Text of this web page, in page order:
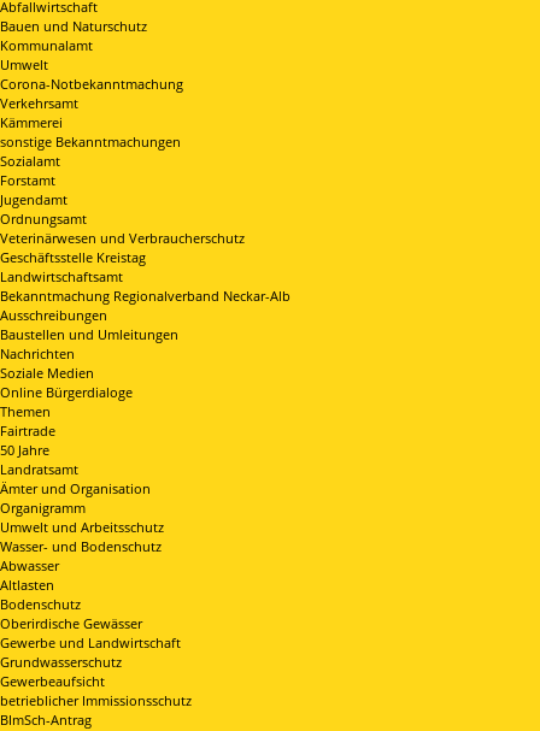
Abfallwirtschaft
Bauen und Naturschutz
Kommunalamt
Umwelt
Corona-Notbekanntmachung
Verkehrsamt
Kämmerei
sonstige Bekanntmachungen
Sozialamt
Forstamt
Jugendamt
Ordnungsamt
Veterinärwesen und Verbraucherschutz
Geschäftsstelle Kreistag
Landwirtschaftsamt
Bekanntmachung Regionalverband Neckar-Alb
Ausschreibungen
Baustellen und Umleitungen
Nachrichten
Soziale Medien
Online Bürgerdialoge
Themen
Fairtrade
50 Jahre
Landratsamt
Ämter und Organisation
Organigramm
Umwelt und Arbeitsschutz
Wasser- und Bodenschutz
Abwasser
Altlasten
Bodenschutz
Oberirdische Gewässer
Gewerbe und Landwirtschaft
Grundwasserschutz
Gewerbeaufsicht
betrieblicher Immissionsschutz
BImSch-Antrag